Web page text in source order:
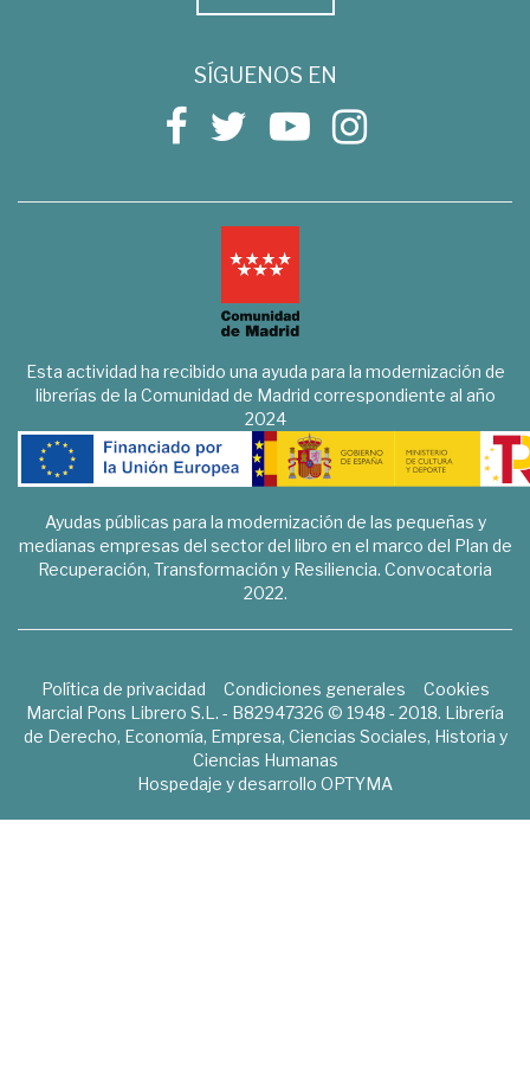
SÍGUENOS EN
Esta actividad ha recibido una ayuda para la modernización de
librerías de la Comunidad de Madrid correspondiente al año
2024
Ayudas públicas para la modernización de las pequeñas y
medianas empresas del sector del libro en el marco del Plan de
Recuperación, Transformación y Resiliencia. Convocatoria
2022.
Política de privacidad Condiciones generales
Cookies
Marcial Pons Librero S.L. - B82947326 © 1948 - 2018. Librería
de Derecho, Economía, Empresa, Ciencias Sociales, Historia y
Ciencias Humanas
Hospedaje y desarrollo OPTYMA